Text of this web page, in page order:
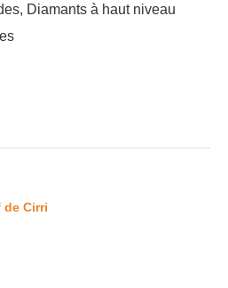
Diamants à haut niveau
de Cirri